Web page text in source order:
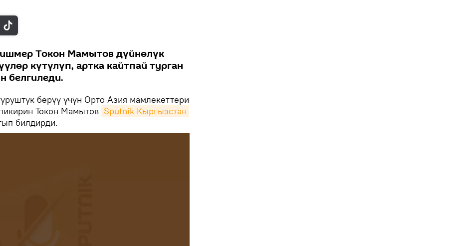
Токон Мамытов дүйнөлүк
күтүлүп, артка кайтпай турган
белгиледи.
берүү үчүн Орто Азия мамлекеттери
Токон Мамытов Sputnik Кыргызстан
билдирди.